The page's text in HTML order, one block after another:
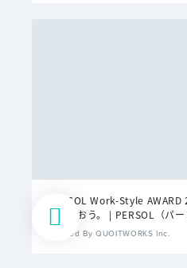
PERSOL Work-Style
て、笑おう。 | PERSOL（パ
Created By QUOITWORKS Inc.